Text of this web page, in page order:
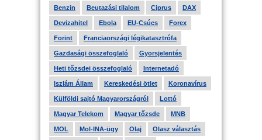
Benzin Beutazási tilalom Ciprus DAX
Devizahitel Ebola EU-Csúcs Forex
Forint Franciaországi légikatasztrófa
Gazdasági összefoglaló Gyorsjelentés
Heti tőzsdei összefoglaló Internetadó
Iszlám Állam Kereskedési ötlet Koronavírus
Külföldi sajtó Magyarországról Lottó
Magyar Telekom Magyar tőzsde MNB
MOL Mol-INA-ügy Olaj Olasz választás